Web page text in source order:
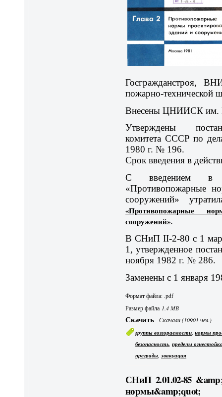
Госгражданстроя,
пожарно-
Внесены ЦНИИСК им.
Утверждены
комитета СССР по
1980 г. № 196.
Срок введения в
С введением в
«Противопожарные
сооружений»
«Противопожарные
сооружений».
В СНиП II-2-80 с 1
1, утвержденное
ноября 1982 г. № 286.
Заменены с 1 января
Формат файла: .pdf
Размер файла 1.4 MB
Скачать Скачали (10901 чел.)
группы возгораемости,нормы
безопасность,пределы
преграды,эвакуация
СНиП 2.01.02-85
нормы&amp;quot;